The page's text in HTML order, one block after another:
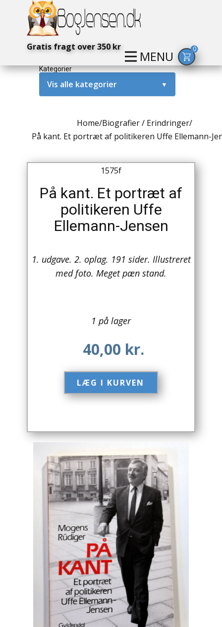
MENU
Gratis fragt over 350 kr 0
Kategorier
Vis alle kategorier ▼
Amerika / USA
Antikke / Specielle Bøger
Antikviteter
Arkæologi
Asien
Børnebøger
Bryggerier
Computer / IT
Drikkevare / Øl / Vin
Engelsk
Erhverv
Europa
Fantasy / Sciencefiction
Filosofi
Håndarbejde
Håndværk
Historie
Home/Biografier / Erindringer/
På kant. Et portræt af politikeren Uffe Ellemann-
1575f
På kant. Et portræt af
politikeren Uffe
Ellemann-Jensen
1. udgave. 2. oplag. 191 sider. Illustreret
med foto. Meget pæn stand.
1 på lager
40,00 kr.
LÆG I KURVEN​